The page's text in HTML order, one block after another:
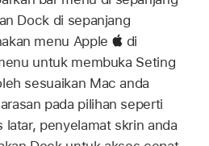
Dock di sepanjang
menu Apple
di
untuk membuka Seting
sesuaikan Mac anda
pada pilihan seperti
latar, penyelamat skrin anda